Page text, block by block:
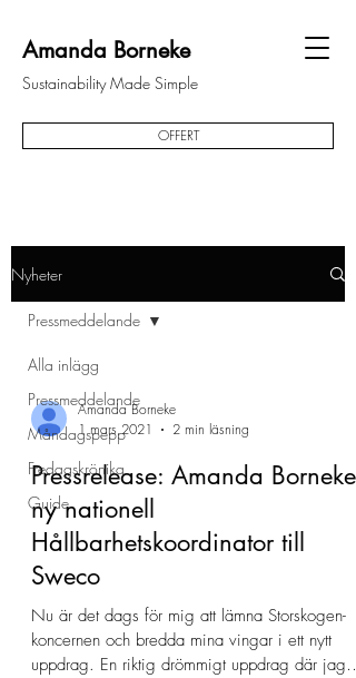
Amanda Borneke
Sustainability Made Simple
OFFERT
Nyheter
Alla inlägg
Pressmeddelande
Måndagspepp
Fredagskrönika
Guide
Pressmeddelande
Amanda Borneke
1 mars 2021
2 min läsning
Pressrelease: Amanda Borneke
ny nationell
Hållbarhetskoordinator till
Sweco
Nu är det dags för mig att lämna Storskogen-
koncernen och bredda mina vingar i ett nytt
uppdrag. En riktig drömmigt uppdrag där jag